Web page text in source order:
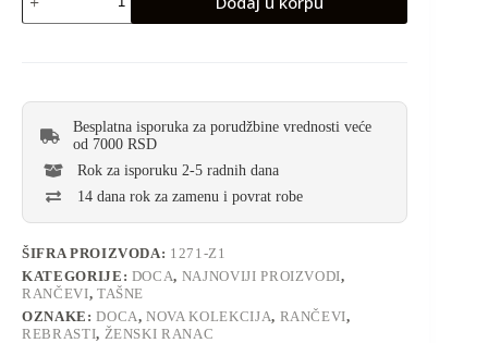
Besplatna isporuka za porudžbine vrednosti veće
od 7000 RSD
Rok za isporuku 2-5 radnih dana
14 dana rok za zamenu i povrat robe
ŠIFRA PROIZVODA: 1271-Z1
KATEGORIJE: DOCA, NAJNOVIJI PROIZVODI,
RANČEVI, TAŠNE
OZNAKE:DOCA,NOVA KOLEKCIJA, RANČEVI,
REBRASTI, ŽENSKI RANAC